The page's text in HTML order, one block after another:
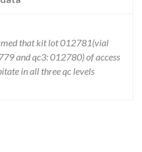
that kit lot 012781(vial
and qc3: 012780) of access
in all three qc levels